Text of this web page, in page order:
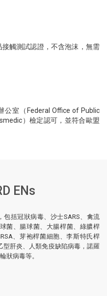
觸測試認證，不含泡沫，無需
室（Federal Office of Public
）檢定認可，並符合歐盟
ENs
包括冠狀病毒、沙士SARS、禽流
菌、腸球菌、大腸桿菌、綠膿桿
、芽袍桿菌細胞、李斯特氏桿
型肝炎、人類免疫缺陷病毒，諾羅
狀病毒等。